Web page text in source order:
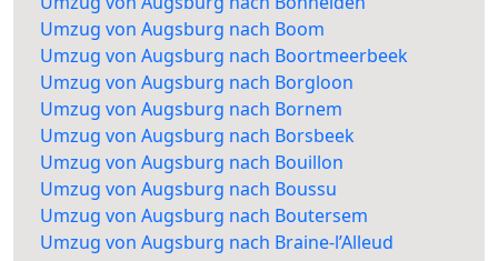
Umzug von Augsburg nach Boom
Umzug von Augsburg nach Boortmeerbeek
Umzug von Augsburg nach Borgloon
Umzug von Augsburg nach Bornem
Umzug von Augsburg nach Borsbeek
Umzug von Augsburg nach Bouillon
Umzug von Augsburg nach Boussu
Umzug von Augsburg nach Boutersem
Umzug von Augsburg nach Braine-l’Alleud